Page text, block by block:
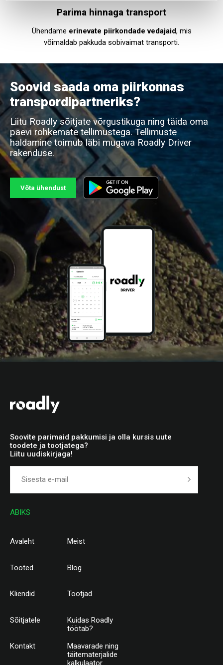
Parima hinnaga transport
Ühendame erinevate piirkondade vedajaid, mis
võimaldab pakkuda sobivaimat transporti.
Soovid saada oma piirkonnas
transpordipartneriks?
Liitu Roadly sõitjate võrgustikuga ning täida oma
päevi rohkemate tellimustega. Tellimuste
haldamine toimub läbi mugava Roadly Driver
rakenduse.
Võta ühendust
Soovite parimaid pakkumisi ja olla kursis uute
toodete ja tootjatega?
Liitu uudiskirjaga!
ABIKS
Avaleht Meist
Tooted Blog
Kliendid Tootjad
Sõitjatele
Kuidas Roadly
töötab?
Kontakt
Maavarade ning
täitematerjalide